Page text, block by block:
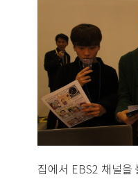
집에서 EBS2 채널을